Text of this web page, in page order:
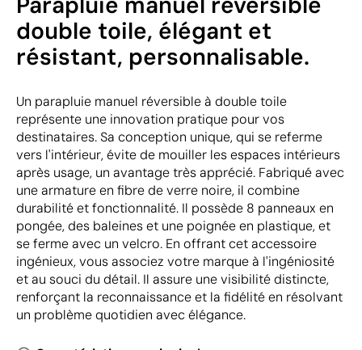
double toile, élégant et
résistant, personnalisable.
Un parapluie manuel réversible à double toile
représente une innovation pratique pour vos
destinataires. Sa conception unique, qui se referme
vers l'intérieur, évite de mouiller les espaces intérieurs
après usage, un avantage très apprécié. Fabriqué avec
une armature en fibre de verre noire, il combine
durabilité et fonctionnalité. Il possède 8 panneaux en
pongée, des baleines et une poignée en plastique, et
se ferme avec un velcro. En offrant cet accessoire
ingénieux, vous associez votre marque à l'ingéniosité
et au souci du détail. Il assure une visibilité distincte,
renforçant la reconnaissance et la fidélité en résolvant
un problème quotidien avec élégance.